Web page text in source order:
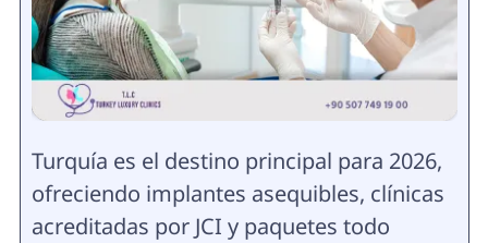
Turquía es el destino principal para 2026,
ofreciendo implantes asequibles, clínicas
acreditadas por JCI y paquetes todo